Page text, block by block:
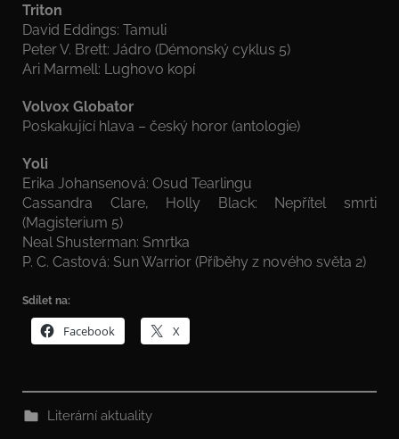
Triton
David Eddings: Tamuli
Peter V. Brett: Jádro (Démonský cyklus 5)
Ari Marmell: Lughovo kopí
Volvox Globator
Poskakující hlava – český horor (antologie)
Yoli
Erika Johansenová: Osud Tearlingu
Cassandra Clare, Holly Black: Nepřítel smrti
(Magisterium 5)
Neal Shusterman: Smrtka
P. C. Castová: Sun Warrior (Příběhy z nového světa 2)
Sdílet na:
Facebook X
Literární aktuality